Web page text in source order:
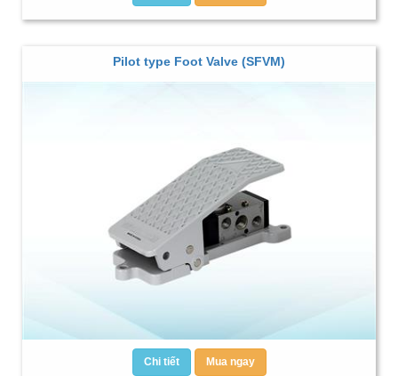
Pilot type Foot Valve (SFVM)
Chi tiết Mua ngay